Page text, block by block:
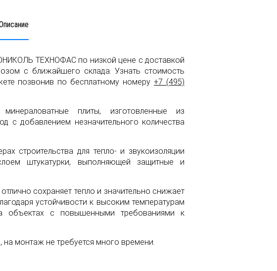
ТЕХНОФАС по низкой цене с доставкой
с ближайшего склада. Узнать стоимость
позвонив по бесплатному номеру+7 (495)
плиты, изготовленные из
с добавлением незначительного количества
строительства для тепло- и звукоизоляции
штукатурки, выполняющей защитные и
сохраняет тепло и значительно снижает
устойчивости к высоким температурам
объектах с повышенными требованиями к
монтаж не требуется много времени.